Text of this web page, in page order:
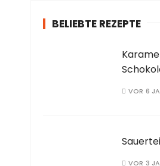
BELIEBTE REZEPTE
VOR 6
VOR 3